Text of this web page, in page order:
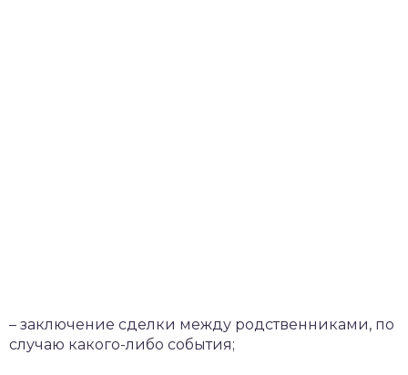
– заключение сделки между родственниками, по
случаю какого-либо события;